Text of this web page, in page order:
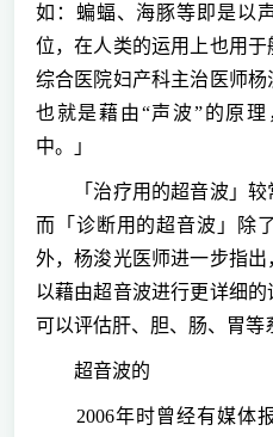
如：蝙蝠、海豚等即是以
位，在人类的运用上也用
综合医院妇产科主治医师
也就是藉由“声波”的原
中。」
「治疗用的超音波」较
而「诊断用的超音波」除
外，杨浚光医师进一步指
以藉由超音波进行更详细
可以评估肝、胆、肠、胃等
超音波的
2006年时曾经有媒体